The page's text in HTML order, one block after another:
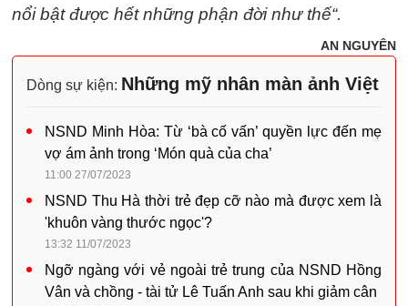
nổi bật được hết những phận đời như thế“.
AN NGUYÊN
Dòng sự kiện: Những mỹ nhân màn ảnh Việt
NSND Minh Hòa: Từ ‘bà cố vấn’ quyền lực đến mẹ
vợ ám ảnh trong ‘Món quà của cha’
11:00 27/07/2023
NSND Thu Hà thời trẻ đẹp cỡ nào mà được xem là
'khuôn vàng thước ngọc'?
13:32 11/07/2023
Ngỡ ngàng với vẻ ngoài trẻ trung của NSND Hồng
Vân và chồng - tài tử Lê Tuấn Anh sau khi giảm cân